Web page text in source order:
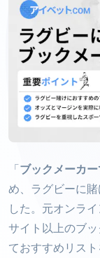
「ブックメーカ
め、ラグビーに
した。元オンラ
サイト以上のブ
ておすすめリス